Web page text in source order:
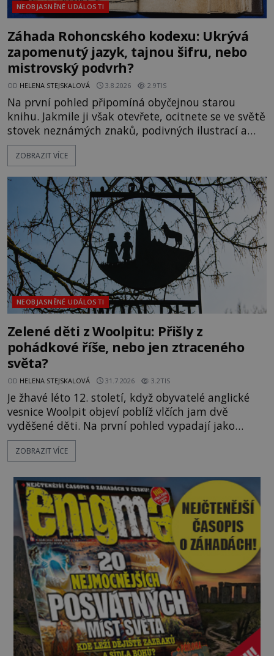
NEOBJASNĚNÉ UDÁLOSTI
Záhada Rohoncského kodexu: Ukrývá
zapomenutý jazyk, tajnou šifru, nebo
mistrovský podvrh?
OD HELENA STEJSKALOVÁ 3.8.2026 2.9TIS
Na první pohled připomíná obyčejnou starou
knihu. Jakmile ji však otevřete, ocitnete se ve světě
stovek neznámých znaků, podivných ilustrací a
textu, který už téměř dvě století vzdoruje všem
pokusům o rozluštění. Rohoncský kodex patří mezi
jistotou neví, kdo jej napsal, kdy vznikl ani co
vlastně vypráví. Rohoncský kodex se poprvé
objevuje v roce
ZOBRAZIT VÍCE
NEOBJASNĚNÉ UDÁLOSTI
Zelené děti z Woolpitu: Přišly z
pohádkové říše, nebo jen ztraceného
světa?
OD HELENA STEJSKALOVÁ 31.7.2026 3.2TIS
Je žhavé léto 12. století, když obyvatelé anglické
vesnice Woolpit objeví poblíž vlčích jam dvě
vyděšené děti. Na první pohled vypadají jako
každé jiné, až na jednu děsivou výjimku. Jejich
kůže má nazelenalý odstín, mluví
kromě syrových bobů. Příběh se rychle stává
jednou z největších záhad středověké Anglie a ani
po téměř devíti stech letech není
ZOBRAZIT VÍCE